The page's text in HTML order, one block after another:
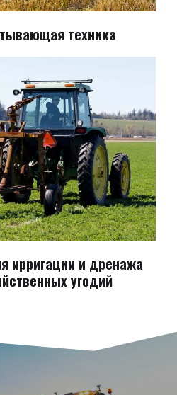
техника
ирригации и дренажа
угодий